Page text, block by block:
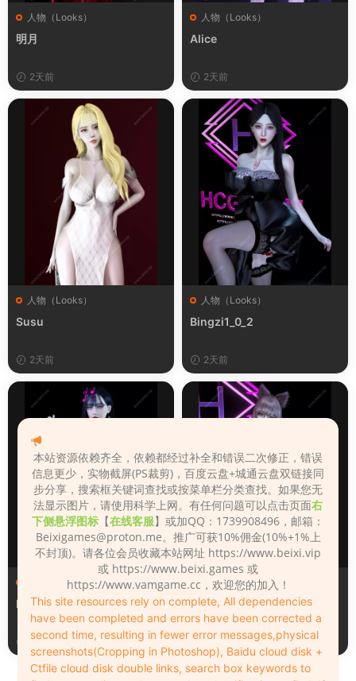
人物（Looks）
明月
2天前
人物（Looks）
Alice
2天前
人物（Looks）
Susu
2天前
人物（Looks）
Bingzi1_0_2
2天前
人物（Looks）
Monica_2_2_2
2天前
人物（Looks）
Lizhen2025
3天前
本站资源依赖齐全，依赖都经过补全和错误二次修正，错误
信息更少，实物截屏(PS裁剪)，百度云盘+城通云盘双链接同
步分享，搜索框关键词查找或按菜单栏分类查找。如果您无
法显示图片，请使用科学上网。有任何问题可以点击页面右
下侧悬浮图标 【在线客服】或加QQ：1739908496，邮箱：
Beixigames@proton.me。推广可获10%佣金(10%+1%上
不封顶)。请各位会员收藏本站网址 https://www.beixi.vip
或 https://www.beixi.games 或
https://www.vamgame.cc，欢迎您的加入！
This site resources rely on complete, All dependencies
have been completed and errors have been corrected a
second time, resulting in fewer error messages,physical
screenshots(Cropping in Photoshop), Baidu cloud disk +
Ctfile cloud disk double links, search box keywords to